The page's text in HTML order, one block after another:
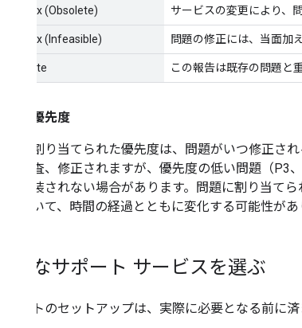
Won't fix (Obsolete) サービスの変更により、
Won't fix (Infeasible) 問題の修正には、当面加
Duplicate この報告は既存の問題と
問題の優先度
問題に割り当てられた優先度は、問題がいつ修正さ
速に調査、修正されますが、優先度の低い問題（
来に実装されない場合があります。問題に割り当て
に基づいて、時間の経過とともに変化する可能性があ
最適なサポート サービスを選ぶ
サポートのセットアップは、実際に必要となる前に